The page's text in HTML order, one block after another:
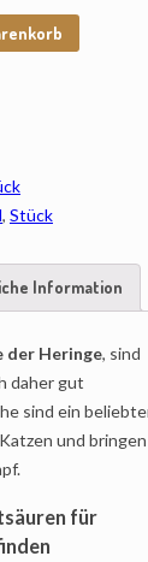
, Stück
Information
der Heringe, sind
daher gut
sind ein
und bringen
für